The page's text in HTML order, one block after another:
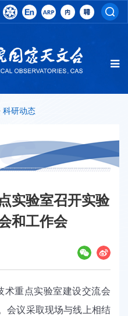
科研动态
实验室召开实验
和工作会
术重点实验室建设交流会
会议采取现场与线上相结